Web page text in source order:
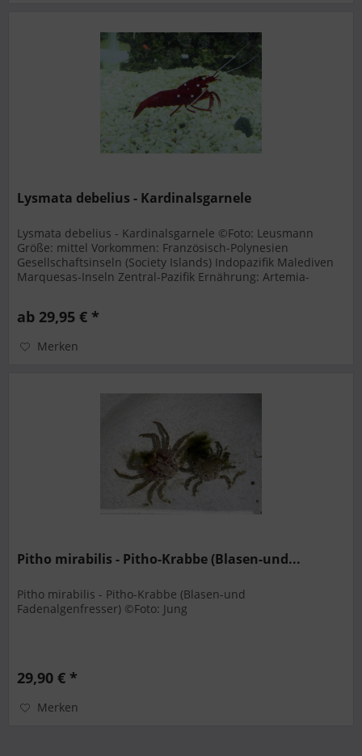
Lysmata debelius - Kardinalsgarnele
Lysmata debelius - Kardinalsgarnele ©Foto: Leusmann
Größe: mittel Vorkommen: Französisch-Polynesien
Gesellschaftsinseln (Society Islands) Indopazifik Malediven
Marquesas-Inseln Zentral-Pazifik Ernährung: Artemia-
ab 29,95 € *
Merken
Pitho mirabilis - Pitho-Krabbe (Blasen-und...
Pitho mirabilis - Pitho-Krabbe (Blasen-und
Fadenalgenfresser) ©Foto: Jung
29,90 € *
Merken